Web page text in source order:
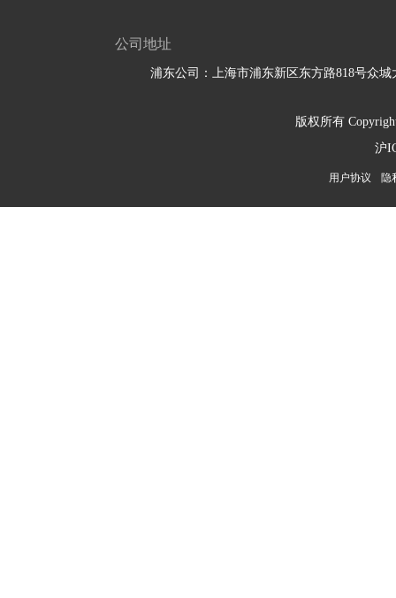
公司地址
浦东公司：上海市浦东新区东方路818号众城
版权所有
沪
用户协议 隐